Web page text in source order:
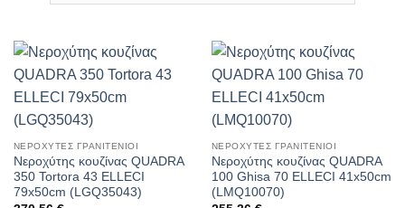
ΝΕΡΟΧΥΤΕΣ ΓΡΑΝΙΤΕΝΙΟΙ
Νεροχύτης κουζίνας QUADRA
350 Tortora 43 ELLECI
79x50cm (LGQ35043)
ΝΕΡΟΧΥΤΕΣ ΓΡΑΝΙΤΕΝΙΟΙ
Νεροχύτης κουζίνας QUADRA
100 Ghisa 70 ELLECI 41x50cm
(LMQ10070)